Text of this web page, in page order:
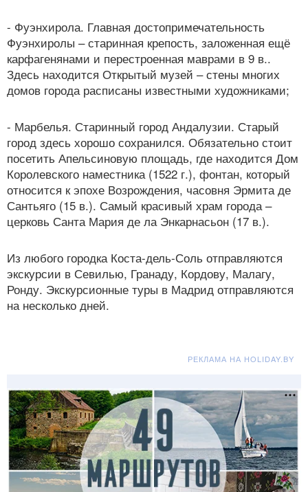
- Фуэнхирола. Главная достопримечательность
Фуэнхиролы – старинная крепость, заложенная ещё
карфагенянами и перестроенная маврами в 9 в..
Здесь находится Открытый музей – стены многих
домов города расписаны известными художниками;
- Марбелья. Старинный город Андалузии. Старый
город здесь хорошо сохранился. Обязательно стоит
посетить Апельсиновую площадь, где находится Дом
Королевского наместника (1522 г.), фонтан, который
относится к эпохе Возрождения, часовня Эрмита де
Сантьяго (15 в.). Самый красивый храм города –
церковь Санта Мария де ла Энкарнасьон (17 в.).
Из любого городка Коста-дель-Соль отправляются
экскурсии в Севилью, Гранаду, Кордову, Малагу,
Ронду. Экскурсионные туры в Мадрид отправляются
на несколько дней.
РЕКЛАМА НА HOLIDAY.BY